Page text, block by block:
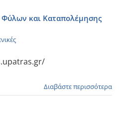
Φύλων και Καταπολέμησης
Διαβάστε περισσότερα